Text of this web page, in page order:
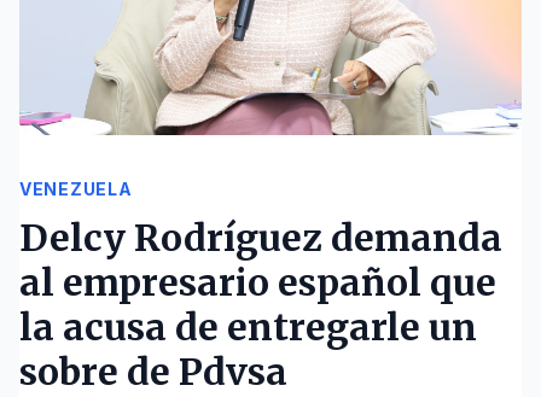
VENEZUELA
Delcy Rodríguez demanda
al empresario español que
la acusa de entregarle un
sobre de Pdvsa